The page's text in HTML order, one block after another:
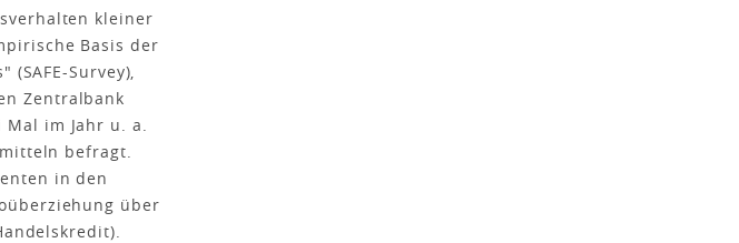
kleiner
Basis der
Survey),
Zentralbank
Mal im Jahr u. a.
befragt.
in den
über